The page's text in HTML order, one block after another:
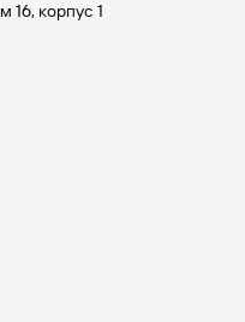
16, корпус 1